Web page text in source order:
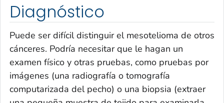
Diagnóstico
Puede ser difícil distinguir el mesotelioma de otros
cánceres. Podría necesitar que le hagan un
examen físico y otras pruebas, como pruebas por
imágenes (una radiografía o tomografía
computarizada del pecho) o una biopsia (extraer